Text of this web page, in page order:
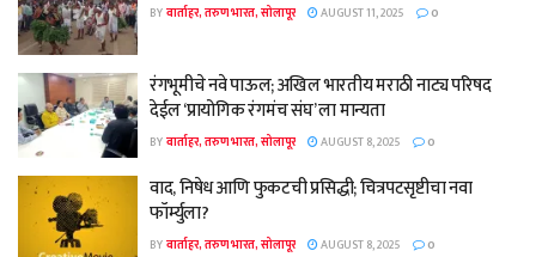
BYवार्ताहर, तरुण भारत, सोलापूर AUGUST 11, 2025 0
रंगभूमीचे नवे पाऊल; अखिल भारतीय मराठी नाट्य परिषद
देईल ‘प्रायोगिक रंगमंच संघ’ ला मान्यता
BYवार्ताहर, तरुण भारत, सोलापूर AUGUST 8, 2025 0
वाद, निषेध आणि फुकटची प्रसिद्धी; चित्रपटसृष्टीचा नवा
फॉर्म्युला?
BYवार्ताहर, तरुण भारत, सोलापूर AUGUST 8, 2025 0